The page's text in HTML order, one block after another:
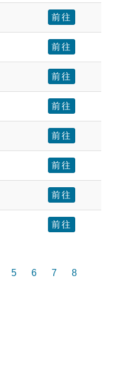
前往
前往
前往
前往
前往
前往
前往
前往
5 6 7
8